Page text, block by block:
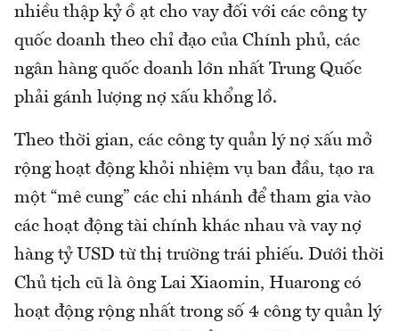
nhiều thập kỷ ồ ạt cho vay đối với các công ty
quốc doanh theo chỉ đạo của Chính phủ, các
ngân hàng quốc doanh lớn nhất Trung Quốc
phải gánh lượng nợ xấu khổng lồ.
Theo thời gian, các công ty quản lý nợ xấu mở
rộng hoạt động khỏi nhiệm vụ ban đầu, tạo ra
một “mê cung” các chi nhánh để tham gia vào
các hoạt động tài chính khác nhau và vay nợ
hàng tỷ USD từ thị trường trái phiếu. Dưới thời
Chủ tịch cũ là ông Lai Xiaomin, Huarong có
hoạt động rộng nhất trong số 4 công ty quản lý